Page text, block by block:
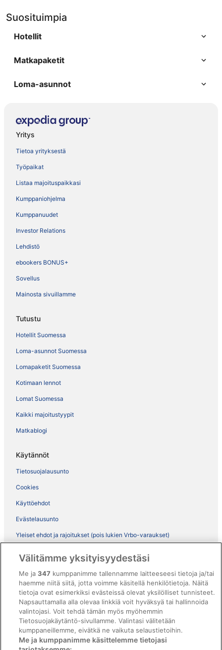
Suosituimpia
Hotellit
Matkapaketit
Loma-asunnot
Yritys
Tietoa yrityksestä
Työpaikat
Listaa majoituspaikkasi
Kumppaniohjelma
Kumppanuudet
Investor Relations
Lehdistö
ebookers BONUS+
Sovellus
Mainosta sivuillamme
Tutustu
Hotellit Suomessa
Loma-asunnot Suomessa
Lomapaketit Suomessa
Kotimaan lennot
Lomat Suomessa
Kaikki majoitustyypit
Matkablogi
Käytännöt
Tietosuojalausunto
Cookies
Käyttöehdot
Evästelausunto
Yleiset ehdot ja rajoitukset (pois lukien Vrbo-varaukset)
ebookers BONUS+ -ohjelman ehdot
Oikeudelliset tiedot / ota meihin yhteyttä
Sisältövaatimukset ja ilmoituksen tekeminen sisällöstä
Tuki
Välitämme yksityisyydestäsi
Me ja347 kumppanimme tallennamme laitteeseesi tietoja ja/tai
haemme niitä siitä, jotta voimme käsitellä henkilötietoja. Näitä
tietoja ovat esimerkiksi evästeissä olevat yksilölliset tunnisteet.
Napsauttamalla alla olevaa linkkiä voit hyväksyä tai hallinnoida
valintojasi. Voit tehdä tämän myös myöhemmin
Tietosuojakäytäntö-sivullamme. Valintasi välitetään
kumppaneillemme, eivätkä ne vaikuta selaustietoihin.
Me ja kumppanimme käsittelemme tietojasi